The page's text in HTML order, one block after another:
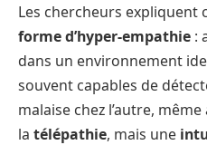
Les chercheurs expliquent
forme d’hyper-empathie :
dans un environnement
souvent capables de
malaise chez l’autre,
la télépathie, mais une